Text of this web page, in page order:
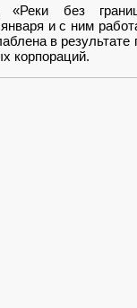
«Реки без
и с ним
в
корпораций.